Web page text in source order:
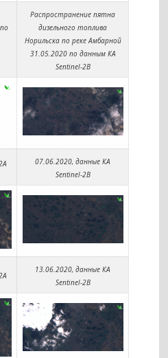
Распространение пятна
дизельного топлива
Норильска по реке Амбарной
31.05.2020 по данным КА
Sentinel-2B
07.06.2020, данные КА
Sentinel-2B
13.06.2020, данные КА
Sentinel-2B